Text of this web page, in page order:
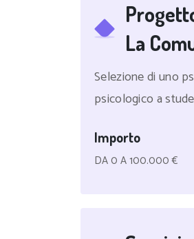
La
Selezione di uno
psicologico a
Importo
DA 0 A 100.000 €